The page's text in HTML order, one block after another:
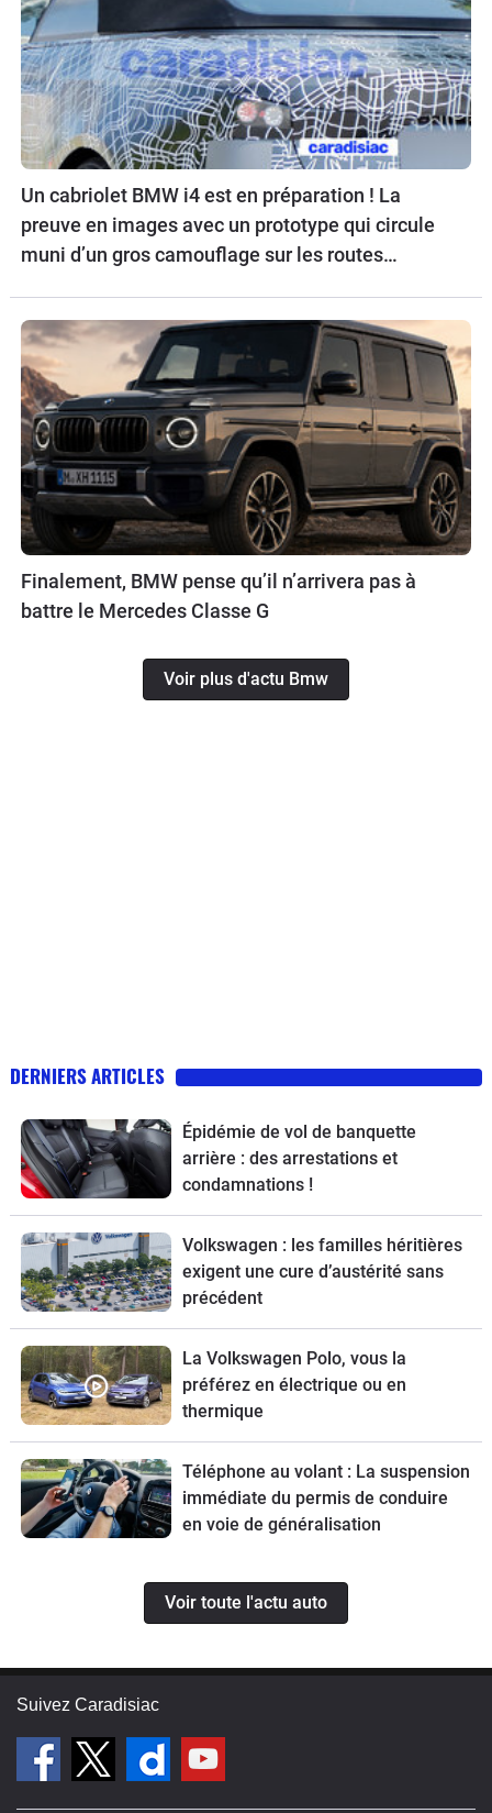
Un cabriolet BMW i4 est en préparation ! La
preuve en images avec un prototype qui circule
muni d’un gros camouflage sur les routes
Finalement, BMW pense qu’il n’arrivera pas à
battre le Mercedes Classe G
Voir plus d'actu Bmw
DERNIERS ARTICLES
Épidémie de vol de banquette
arrière : des arrestations et
condamnations !
Volkswagen : les familles héritières
exigent une cure d’austérité sans
précédent
La Volkswagen Polo, vous la
préférez en électrique ou en
thermique
Téléphone au volant : La suspension
immédiate du permis de conduire
en voie de généralisation
Voir toute l'actu auto
Suivez Caradisiac